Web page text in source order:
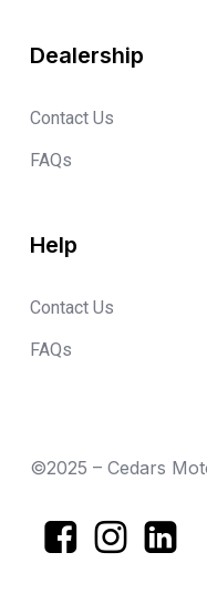
Dealership
Contact Us
FAQs
Help
Contact Us
FAQs
©2025 – Cedars